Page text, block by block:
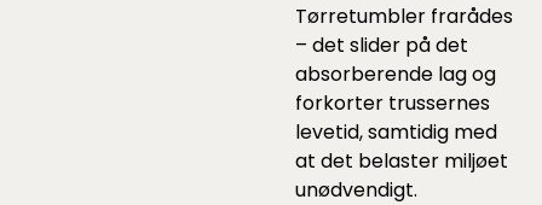
Tørretumbler frarådes
– det slider på det
absorberende lag og
forkorter trussernes
levetid, samtidig med
at det belaster miljøet
unødvendigt.